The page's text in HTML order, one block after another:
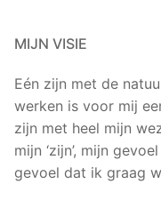
MIJN VISIE
Eén zijn met de
werken is voor mij
zijn met heel mijn
mijn ‘zijn’, mijn
gevoel dat ik graag